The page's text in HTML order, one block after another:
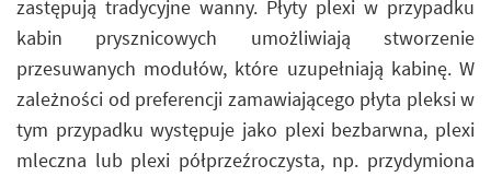
zastępują tradycyjne wanny. Płyty plexi w przypadku
kabin prysznicowych umożliwiają stworzenie
przesuwanych modułów, które uzupełniają kabinę. W
zależności od preferencji zamawiającego płyta pleksi w
tym przypadku występuje jako plexi bezbarwna, plexi
mleczna lub plexi półprzeźroczysta, np. przydymiona